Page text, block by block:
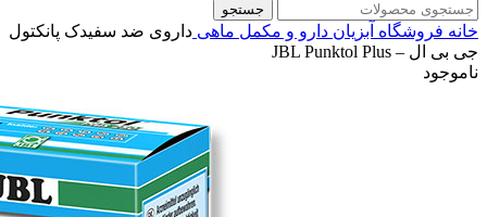
جستجو
خانه فروشگاه آبزیان دارو و مکمل ماهی داروی ضد سفیدک پانکتول
جی بی ال – JBL Punktol Plus
ناموجود